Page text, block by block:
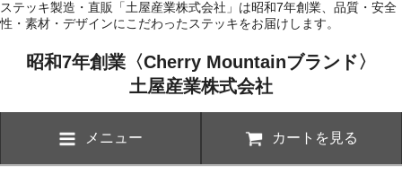
ステッキ製造・直販「土屋産業株式会社」は昭和7年創業、品質・安全
性・素材・デザインにこだわったステッキをお届けします。
昭和7年創業〈Cherry Mountainブランド〉
土屋産業株式会社
メニュー カートを見る